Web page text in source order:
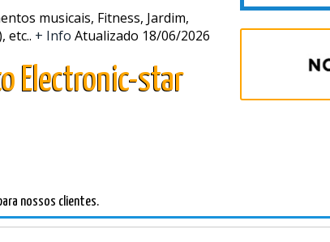
musicais, Fitness, Jardim,
etc.. + Info Atualizado 18/06/2026
Electronic-star
nossos clientes.